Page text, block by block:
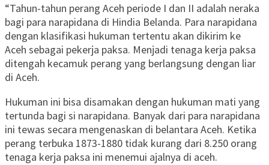
“Tahun-tahun perang Aceh periode I dan II adalah neraka
bagi para narapidana di Hindia Belanda. Para narapidana
dengan klasifikasi hukuman tertentu akan dikirim ke
Aceh sebagai pekerja paksa. Menjadi tenaga kerja paksa
ditengah kecamuk perang yang berlangsung dengan liar
di Aceh.
Hukuman ini bisa disamakan dengan hukuman mati yang
tertunda bagi si narapidana. Banyak dari para narapidana
ini tewas secara mengenaskan di belantara Aceh. Ketika
perang terbuka 1873-1880 tidak kurang dari 8.250 orang
tenaga kerja paksa ini menemui ajalnya di aceh.